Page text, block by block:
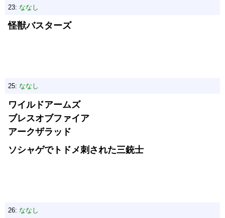
23: ななし
怪獣バスターズ
25: ななし
ワイルドアームズ
ブレスオブファイア
アークザラッド
ソシャゲでトドメ刺された三銃士
26: ななし